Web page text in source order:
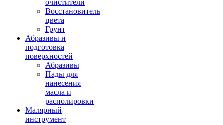
очистители
Восстановитель
цвета
Грунт
Абразивы и
подготовка
поверхностей
Абразивы
Пады для
нанесения
масла и
располировки
Малярный
инструмент